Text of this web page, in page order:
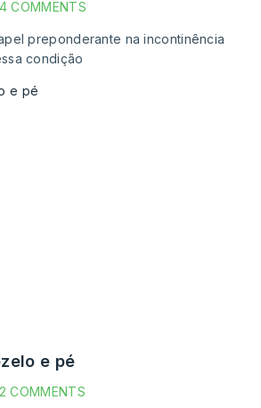
4 COMMENTS
preponderante na incontinência
condição
e pé
2 COMMENTS